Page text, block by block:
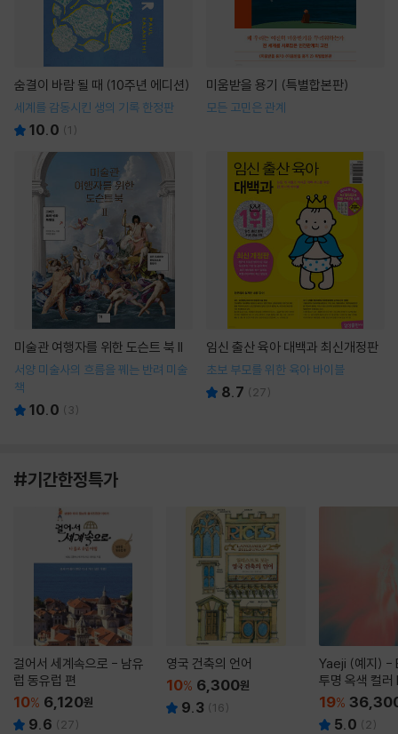
숨결이 바람 될 때 (10주년 에디션)
세계를 감동시킨 생의 기록 한정판
10.0 (1 )
미움받을 용기 (특별합본판)
모든 고민은 관계
미술관 여행자를 위한 도슨트 북 II
서양 미술사의 흐름을 꿰는 반려 미술
책
10.0 ( 3)
임신 출산 육아 대백과 최신개정판
초보 부모를 위한 육아 바이블
8.7 ( 27)
#기간한정특가
걸어서 세계속으로 - 남유
럽 동유럽 편
10% 6,120원
9.6 ( 27)
영국 건축의 언어
10% 6,300원
9.3 (16)
Yaeji (예지) -
투명 옥색 컬
19%
5.0 ( 2)